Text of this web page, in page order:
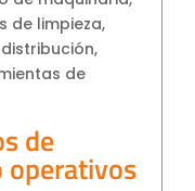
de limpieza,
de
de
operativos